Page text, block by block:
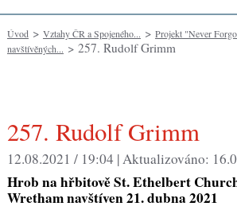
Úvod> Vztahy ČR a Spojeného... > Projekt "Never
navštívěných... > 257. Rudolf Grimm
257. Rudolf Grimm
12.08.2021 / 19:04 |Aktualizováno:
Hrob na hřbitově St. Ethelbert
Wretham navštíven 21. dubna 2021